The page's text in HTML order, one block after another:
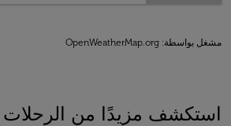
مشغل بواسطة: OpenWeatherMap.org
استكشف مزيدًا من الرحلات